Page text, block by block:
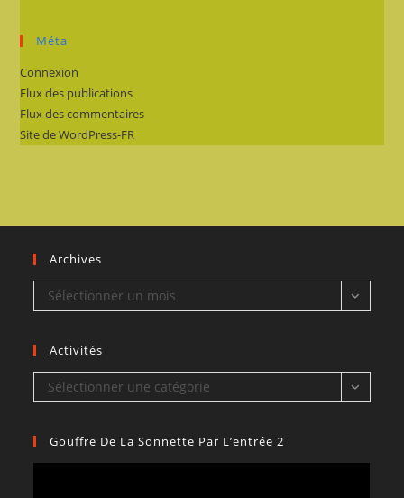
Méta
Connexion
Flux des publications
Flux des commentaires
Site de WordPress-FR
Archives
Archives
Sélectionner un mois
Activités
Activités
Sélectionner une catégorie
Gouffre De La Sonnette Par L’entrée 2